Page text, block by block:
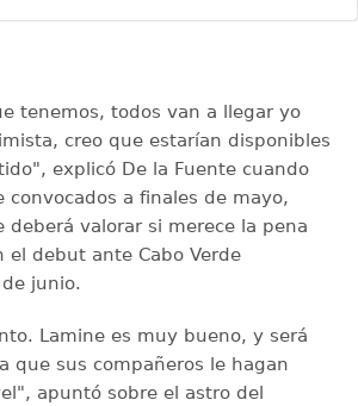
tenemos, todos van a llegar yo
creo que estarían disponibles
explicó De la Fuente cuando
convocados a finales de mayo,
deberá valorar si merece la pena
el debut ante Cabo Verde
junio.
Lamine es muy bueno, y será
que sus compañeros le hagan
apuntó sobre el astro del